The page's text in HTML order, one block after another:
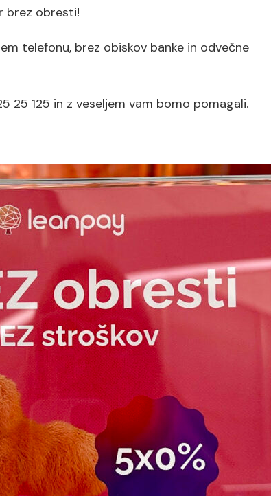
brez obresti!
telefonu, brez obiskov banke in odvečne
25 125 in z veseljem vam bomo pomagali.